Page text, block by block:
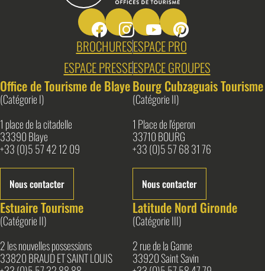
Blaye Bourg Terres d&#039;Estuaire
Suivez-nous sur Facebook
Suivez-nous sur Instagram
Suivez-nous sur Youtube
Suivez-nous sur
BROCHURESESPACE PRO
ESPACE PRESSEESPACE GROUPES
Office de Tourisme de Blaye
(Catégorie I)
1 place de la citadelle
33390 Blaye
+33 (0)5 57 42 12 09
Nous contacter
Bourg Cubzaguais Tourisme
(Catégorie II)
1 Place de l'éperon
33710 BOURG
+33 (0)5 57 68 31 76
Nous contacter
Estuaire Tourisme
(Catégorie II)
2 les nouvelles possessions
33820 BRAUD ET SAINT LOUIS
Latitude Nord Gironde
(Catégorie III)
2 rue de la Ganne
33920 Saint Savin